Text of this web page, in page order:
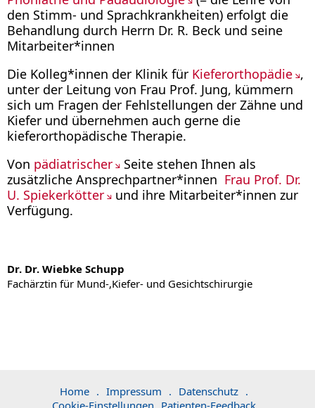
den Stimm- und Sprachkrankheiten) erfolgt die
Behandlung durch Herrn Dr. R. Beck und seine
Mitarbeiter*innen
Die Kolleg*innen der Klinik für Kieferorthopädie ,
unter der Leitung von Frau Prof. Jung, kümmern
sich um Fragen der Fehlstellungen der Zähne und
Kiefer und übernehmen auch gerne die
kieferorthopädische Therapie.
Von pädiatrischer
Seite stehen Ihnen als
zusätzliche Ansprechpartner*innen Frau Prof. Dr.
U. Spiekerkötter
und ihre Mitarbeiter*innen zur
Verfügung.
Dr. Dr. Wiebke Schupp
Fachärztin für Mund-,Kiefer- und Gesichtschirurgie
Home . Impressum . Datenschutz .
Cookie-Einstellungen Patienten-Feedback